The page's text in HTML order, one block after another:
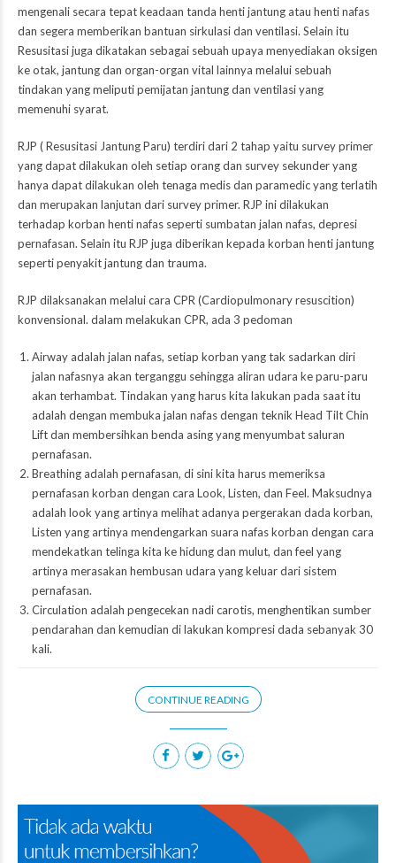
mengenali secara tepat keadaan tanda henti jantung atau henti nafas
dan segera memberikan bantuan sirkulasi dan ventilasi. Selain itu
Resusitasi juga dikatakan sebagai sebuah upaya menyediakan oksigen
ke otak, jantung dan organ-organ vital lainnya melalui sebuah
tindakan yang meliputi pemijatan jantung dan ventilasi yang
memenuhi syarat.
RJP ( Resusitasi Jantung Paru) terdiri dari 2 tahap yaitu survey primer
yang dapat dilakukan oleh setiap orang dan survey sekunder yang
hanya dapat dilakukan oleh tenaga medis dan paramedic yang terlatih
dan merupakan lanjutan dari survey primer. RJP ini dilakukan
terhadap korban henti nafas seperti sumbatan jalan nafas, depresi
pernafasan. Selain itu RJP juga diberikan kepada korban henti jantung
seperti penyakit jantung dan trauma.
RJP dilaksanakan melalui cara CPR (Cardiopulmonary resuscition)
konvensional. dalam melakukan CPR, ada 3 pedoman
Airway adalah jalan nafas, setiap korban yang tak sadarkan diri
jalan nafasnya akan terganggu sehingga aliran udara ke paru-paru
akan terhambat. Tindakan yang harus kita lakukan pada saat itu
adalah dengan membuka jalan nafas dengan teknik Head Tilt Chin
Lift dan membersihkan benda asing yang menyumbat saluran
pernafasan.
Breathing adalah pernafasan, di sini kita harus memeriksa
pernafasan korban dengan cara Look, Listen, dan Feel. Maksudnya
adalah look yang artinya melihat adanya pergerakan dada korban,
Listen yang artinya mendengarkan suara nafas korban dengan cara
mendekatkan telinga kita ke hidung dan mulut, dan feel yang
artinya merasakan hembusan udara yang keluar dari sistem
pernafasan.
Circulation adalah pengecekan nadi carotis, menghentikan sumber
pendarahan dan kemudian di lakukan kompresi dada sebanyak 30
kali.
CONTINUE READING